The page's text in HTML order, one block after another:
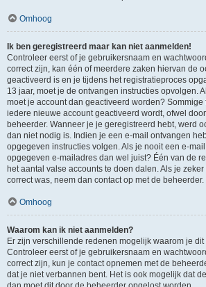
Omhoog
Ik ben geregistreerd maar kan niet aanmelden!
Controleer eerst of je gebruikersnaam en
correct zijn, kan één of meerdere zaken hiervan de
geactiveerd is en je tijdens het registratieproces
13 jaar, moet je de ontvangen instructies opvolgen.
moet je account dan geactiveerd worden? Sommige
iedere nieuwe account geactiveerd wordt, ofwel
beheerder. Wanneer je je geregistreerd hebt, werd
dan niet nodig is. Indien je een e-mail ontvangen
opgegeven instructies volgen. Als je nooit een e-
opgegeven e-mailadres dan wel juist? Één van de
het aantal valse accounts te doen dalen. Als je
correct was, neem dan contact op met de beheerder.
Omhoog
Waarom kan ik niet aanmelden?
Er zijn verschillende redenen mogelijk waarom je
Controleer eerst of je gebruikersnaam en
correct zijn, kun je contact opnemen met de
dat je niet verbannen bent. Het is ook mogelijk dat